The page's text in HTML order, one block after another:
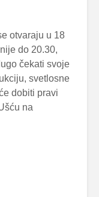
otvaraju u 18
do 20.30,
čekati svoje
svetlosne
dobiti pravi
na